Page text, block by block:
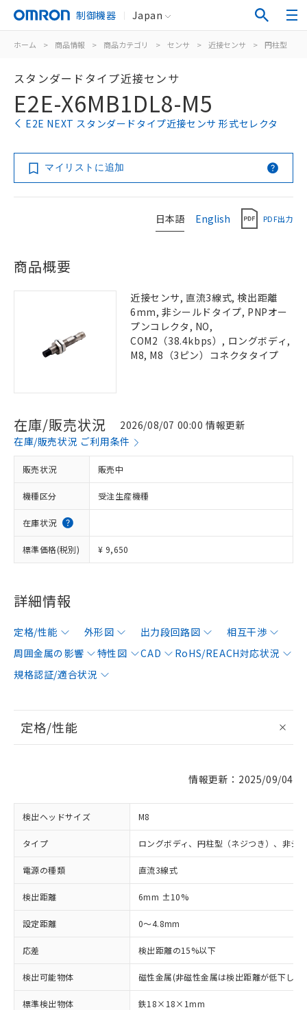
制御機器 Japan
ホーム > 商品情報 > 商品カテゴリ > センサ > 近接センサ > 円柱型
スタンダードタイプ近接センサ
E2E-X6MB1DL8-M5
E2E NEXT スタンダードタイプ近接センサ 形式セレクタ
マイリストに追加
日本語 English PDF出力
商品概要
近接センサ, 直流3線式, 検出距離
6mm, 非シールドタイプ, PNPオー
プンコレクタ, NO,
COM2（38.4kbps）, ロングボディ,
M8, M8（3ピン）コネクタタイプ
在庫/販売状況
2026/08/07 00:00 情報更新
在庫/販売状況 ご利用条件
販売状況 販売中
機種区分 受注生産機種
在庫状況
標準価格(税別) ¥ 9,650
詳細情報
定格/性能 外形図 出力段回路図
相互干渉
周囲金属の影響
特性図 CAD
RoHS/REACH対応状況
規格認証/適合状況
定格/性能
情報更新：2025/09/04
検出ヘッドサイズ M8
タイプ ロングボディ、円柱型（ネジつき）、非シ
電源の種類 直流3線式
検出距離 6mm ±10%
設定距離 0～4.8mm
応差 検出距離の15%以下
検出可能物体 磁性金属(非磁性金属は検出距離が低下しま
標準検出物体 鉄18×18×1mm